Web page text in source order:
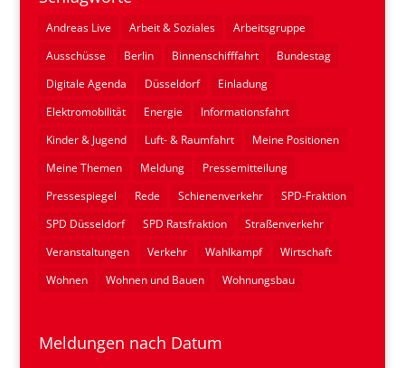
Andreas Live Arbeit & Soziales
Arbeitsgruppe
Ausschüsse
Berlin Binnenschifffahrt
Bundestag
Digitale Agenda
Düsseldorf
Einladung
Elektromobilität
Energie
Informationsfahrt
Kinder & Jugend
Luft- & Raumfahrt
Meine Positionen
Meine Themen
Meldung
Pressemitteilung
Pressespiegel
Rede Schienenverkehr
SPD-Fraktion
SPD Düsseldorf
SPD Ratsfraktion
Straßenverkehr
Veranstaltungen
Verkehr Wahlkampf
Wirtschaft
Wohnen
Wohnen und Bauen Wohnungsbau
Meldungen nach Datum